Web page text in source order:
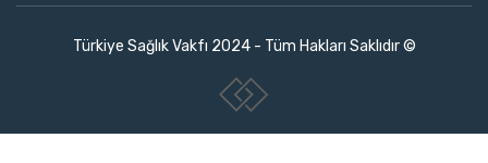
Türkiye Sağlık Vakfı 2024 - Tüm Hakları Saklıdır ©
www.collectivepeople.com.tr